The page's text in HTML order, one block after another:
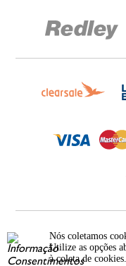
Nós coletamos
Utilize as opções
à coleta de cookies.
RUA JUMECY RODRIGUES